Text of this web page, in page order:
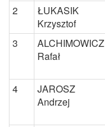
2
ŁUKASIK
Krzysztof
3
ALCHIMOWICZ
Rafał
4
JAROSZ
Andrzej